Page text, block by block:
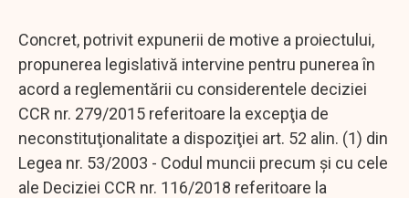
Concret, potrivit expunerii de motive a proiectului,
propunerea legislativă intervine pentru punerea în
acord a reglementării cu considerentele deciziei
CCR nr. 279/2015 referitoare la excepţia de
neconstituţionalitate a dispoziţiei art. 52 alin. (1) din
Legea nr. 53/2003 - Codul muncii precum şi cu cele
ale Deciziei CCR nr. 116/2018 referitoare la